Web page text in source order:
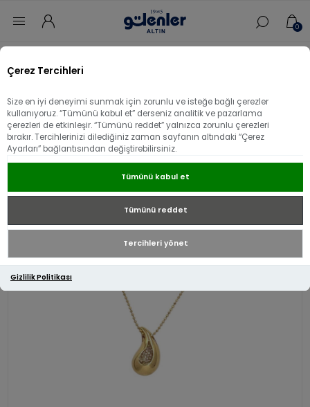
Çerez Tercihleri
Size en iyi deneyimi sunmak için zorunlu ve isteğe bağlı çerezler
kullanıyoruz. “Tümünü kabul et” derseniz analitik ve pazarlama
çerezleri de etkinleşir. “Tümünü reddet” yalnızca zorunlu çerezleri
bırakır. Tercihlerinizi dilediğiniz zaman sayfanın altındaki “Çerez
Ayarları” bağlantısından değiştirebilirsiniz.
Tümünü kabul et
Tümünü reddet
Tercihleri yönet
Gizlilik Politikası
0
14 Ayar Altın Göz Damlası Kolye